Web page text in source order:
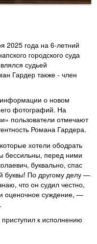
2025 года на 6-летний
городского суда
судьей
Гардер также - член
информации о новом
фотографий. На
пользователи отмечают
Романа Гардера.
хотели ободрать
бессильны, перед ними
буквально, спас
буквы! По другому делу —
что он судил честно,
оценочное суждение, —
к исполнению